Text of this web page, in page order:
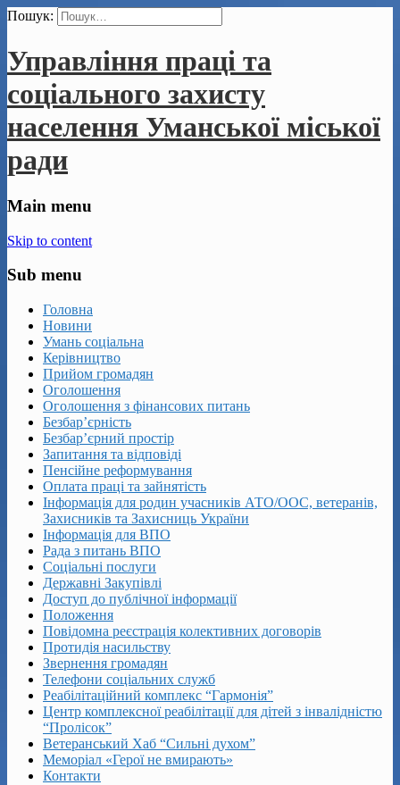
Пошук:
Управління праці та
соціального захисту
населення Уманської міської
ради
Main menu
Skip to content
Sub menu
Головна
Новини
Умань соціальна
Керівництво
Прийом громадян
Оголошення
Оголошення з фінансових питань
Безбар’єрність
Безбар’єрний простір
Запитання та відповіді
Пенсійне реформування
Оплата праці та зайнятість
Інформація для родин учасників АТО/ООС, ветеранів,
Захисників та Захисниць України
Інформація для ВПО
Рада з питань ВПО
Соціальні послуги
Державні Закупівлі
Доступ до публічної інформації
Положення
Повідомна реєстрація колективних договорів
Протидія насильству
Звернення громадян
Телефони соціальних служб
Реабілітаційний комплекс “Гармонія”
Центр комплексної реабілітації для дітей з інвалідністю
“Пролісок”
Ветеранський Хаб “Сильні духом”
Меморіал «Герої не вмирають»
Контакти